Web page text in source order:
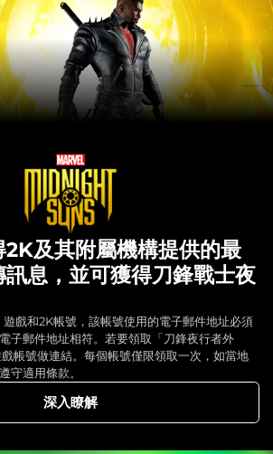
及其附屬機構提供的最
息，並可獲得刀鋒戰士夜
戲和2K帳號，該帳號使用的電子郵件地址必須
子郵件地址相符。若要領取「刀鋒夜行者外
帳號做連結。每個帳號僅限領取一次，如當地
守適用條款。
深入瞭解